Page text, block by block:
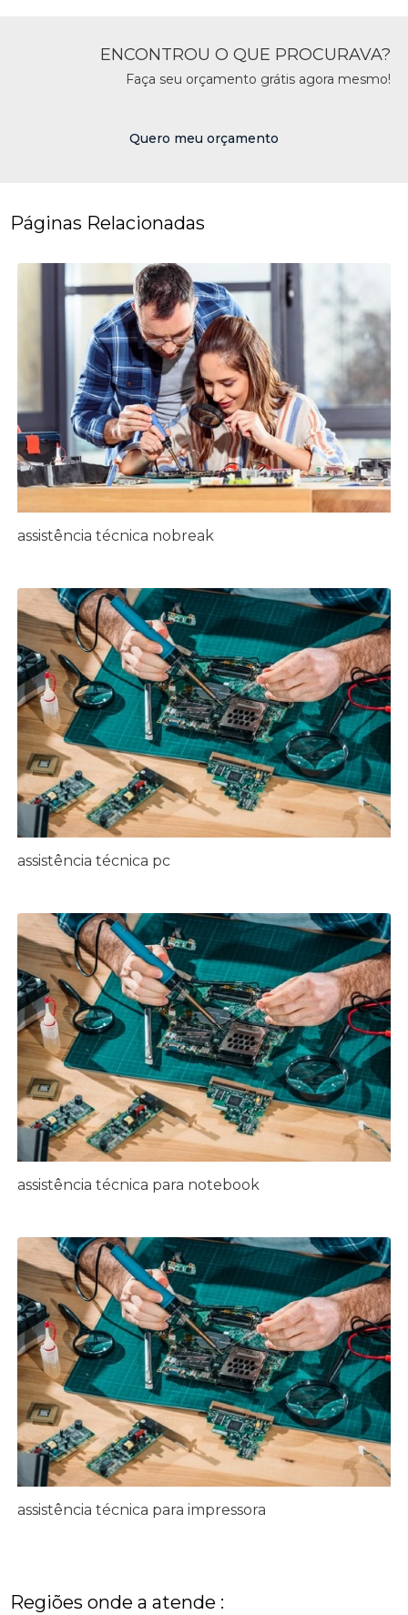
ENCONTROU O QUE PROCURAVA?
Faça seu orçamento grátis agora mesmo!
Quero meu orçamento
Páginas Relacionadas
assistência técnica nobreak
assistência técnica pc
assistência técnica para notebook
assistência técnica para impressora
Regiões onde a atende :